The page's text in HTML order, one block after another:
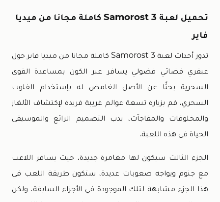
تحميل لعبة Samorost 3 كاملة مجانا من ميديا
فاير
تدور أحداث لعبة Samorost 3 كاملة مجانا من ميديا فاير حول
عبقري فضائي فضولي يسافر عبر الكون بمساعدة القوى
السحرية بحثًا عن الأصل الغامض له بإستخدام الفلوت
السحري، قم بزيارة تسعة عوالم غريبة فريدة لإكتشاف الألغاز
والمخلوقات والمفاجآت، يدب التصميم الرائع والموسيقى
الحياة في هذه اللعبة.
الجزء الثالث سيكون لها مغامرة جديدة، حيث يسافر اللاعب
مع جنوم ويواجه صعوبات عديدة، ستكون طريقة اللعب في
هذا الجزء مشابهة لتلك الموجودة في الأجزاء السابقة، ولكن